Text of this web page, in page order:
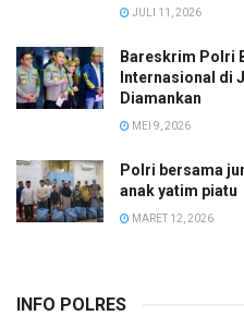
JULI 11, 2026
Bareskrim Polri
Internasional di
Diamankan
MEI 9, 2026
Polri bersama
anak yatim piatu
MARET 12, 2026
INFO POLRES